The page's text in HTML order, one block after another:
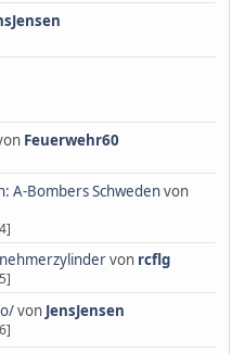
Feuerwehr60
A-Bombers Schwedenvon
von rcflg
von JensJensen